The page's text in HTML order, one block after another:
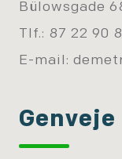
Bülowsgade
Tlf.: 87 22 90
E-mail:
Genveje